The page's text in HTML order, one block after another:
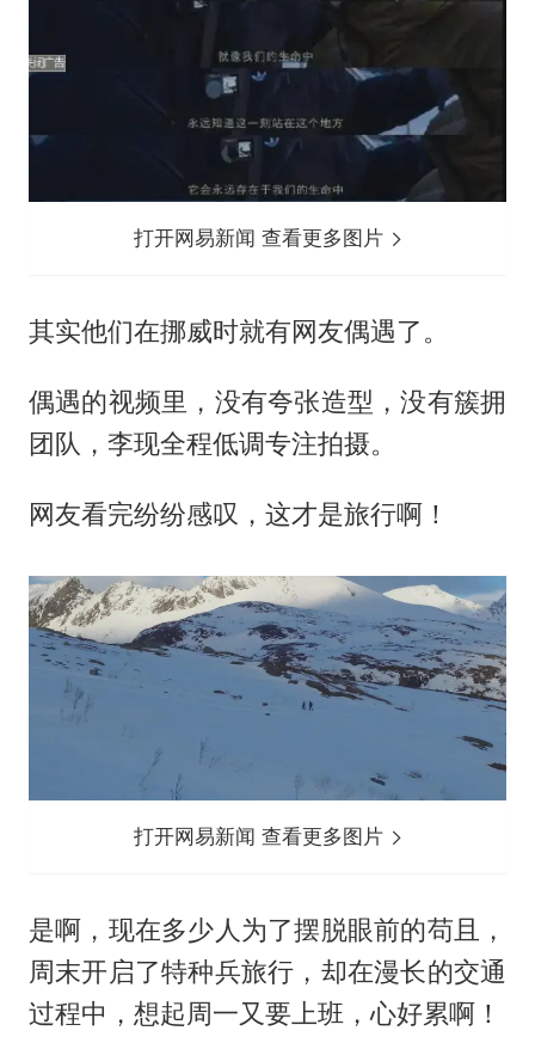
打开网易新闻 查看更多图片
其实他们在挪威时就有网友偶遇了。
偶遇的视频里，没有夸张造型，没有簇拥
团队，李现全程低调专注拍摄。
网友看完纷纷感叹，这才是旅行啊！
打开网易新闻 查看更多图片
是啊，现在多少人为了摆脱眼前的苟且，
周末开启了特种兵旅行，却在漫长的交通
过程中，想起周一又要上班，心好累啊！